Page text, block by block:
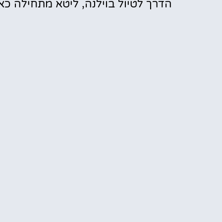
הדרך לטיול בוילנה, ליטא מתחילה